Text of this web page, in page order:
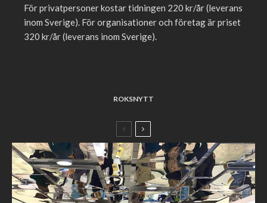
För privatpersoner kostar tidningen 220 kr/år (leverans
inom Sverige). För organisationer och företag är priset
320 kr/år (leverans inom Sverige).
ROKSNYTT